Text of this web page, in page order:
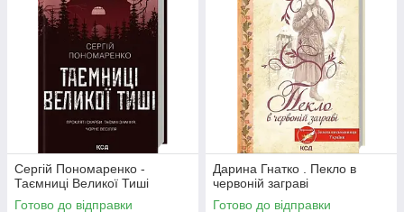
Сергій Пономаренко -
Таємниці Великої Тиші
Готово до відправки
Дарина Гнатко . Пекло в
червоній заграві
Готово до відправки